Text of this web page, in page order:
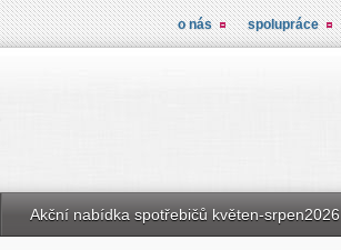
o nás spolupráce
Akční nabídka spotřebičů květen-srpen2026